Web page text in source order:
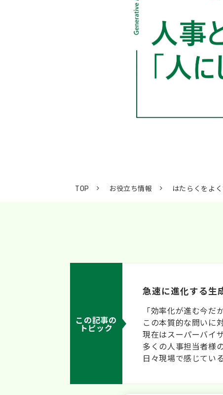
TOP お役立ち情報 はたらくをよ
この記事の
トピック
急速に進化する生
「効率化が進む今だ
この本質的な問いに
現在はスーパーバイ
多くの人事担当者様
日々現場で感じてい